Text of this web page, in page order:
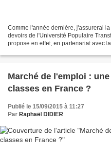
Comme l'année dernière, j'assurerai
devoirs de l'Université Populaire
propose en effet, en partenariat avec
Marché de l'emploi :
classes en France ?
Publié le 15/09/2015 à 11:27
Par Raphaël DIDIER